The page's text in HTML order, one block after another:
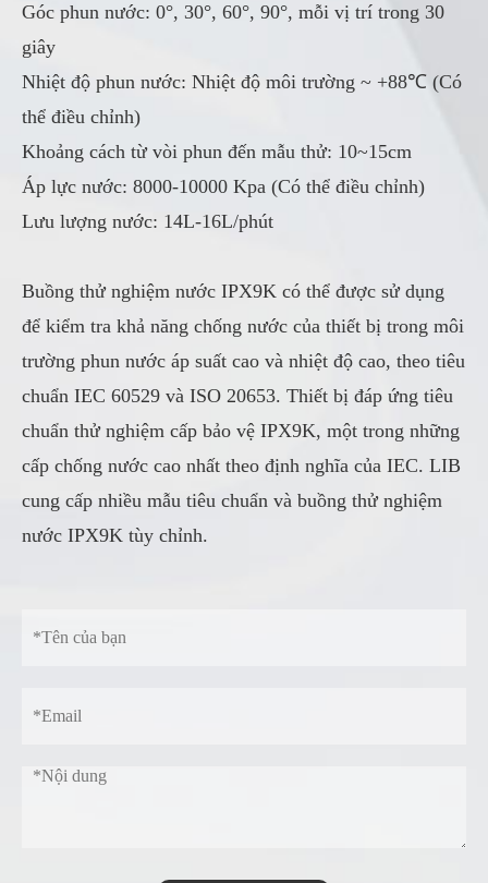
Góc phun nước: 0°, 30°, 60°, 90°, mỗi vị trí trong 30
giây
Nhiệt độ phun nước: Nhiệt độ môi trường ~ +88℃ (Có
thể điều chỉnh)
Khoảng cách từ vòi phun đến mẫu thử: 10~15cm
Áp lực nước: 8000-10000 Kpa (Có thể điều chỉnh)
Lưu lượng nước: 14L-16L/phút
Buồng thử nghiệm nước IPX9K có thể được sử dụng
để kiểm tra khả năng chống nước của thiết bị trong môi
trường phun nước áp suất cao và nhiệt độ cao, theo tiêu
chuẩn IEC 60529 và ISO 20653. Thiết bị đáp ứng tiêu
chuẩn thử nghiệm cấp bảo vệ IPX9K, một trong những
cấp chống nước cao nhất theo định nghĩa của IEC. LIB
cung cấp nhiều mẫu tiêu chuẩn và buồng thử nghiệm
nước IPX9K tùy chỉnh.